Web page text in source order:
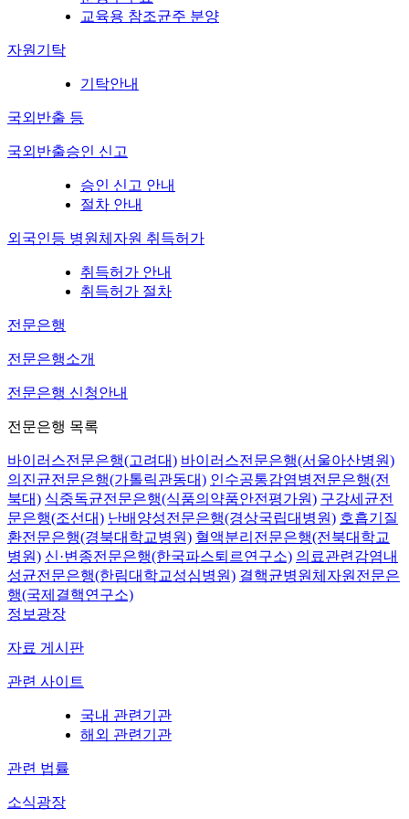
교육용 참조균주 분양
자원기탁
기탁안내
국외반출 등
국외반출승인 신고
승인 신고 안내
절차 안내
외국인등 병원체자원 취득허가
취득허가 안내
취득허가 절차
전문은행
전문은행소개
전문은행 신청안내
전문은행 목록
바이러스전문은행(고려대) 바이러스전문은행(서울아산병원)
의진균전문은행(가톨릭관동대) 인수공통감염병전문은행(전
북대) 식중독균전문은행(식품의약품안전평가원) 구강세균전
문은행(조선대) 난배양성전문은행(경상국립대병원) 호흡기질
환전문은행(경북대학교병원) 혈액분리전문은행(전북대학교
병원) 신·변종전문은행(한국파스퇴르연구소) 의료관련감염내
성균전문은행(한림대학교성심병원) 결핵균병원체자원전문은
행(국제결핵연구소)
정보광장
자료 게시판
관련 사이트
국내 관련기관
해외 관련기관
관련 법률
소식광장